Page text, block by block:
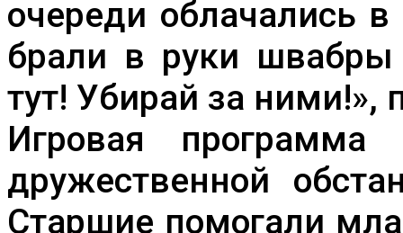
очереди облачались
брали в руки
тут! Убирай за ними!»,
Игровая
дружественной
Старшие помогали